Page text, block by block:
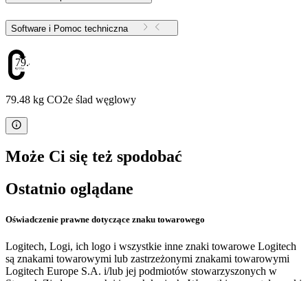
Software i Pomoc techniczna
79.48
79.48 kg CO2e ślad węglowy
Może Ci się też spodobać
Ostatnio oglądane
Oświadczenie prawne dotyczące znaku towarowego
Logitech, Logi, ich logo i wszystkie inne znaki towarowe Logitech
są znakami towarowymi lub zastrzeżonymi znakami towarowymi
Logitech Europe S.A. i/lub jej podmiotów stowarzyszonych w